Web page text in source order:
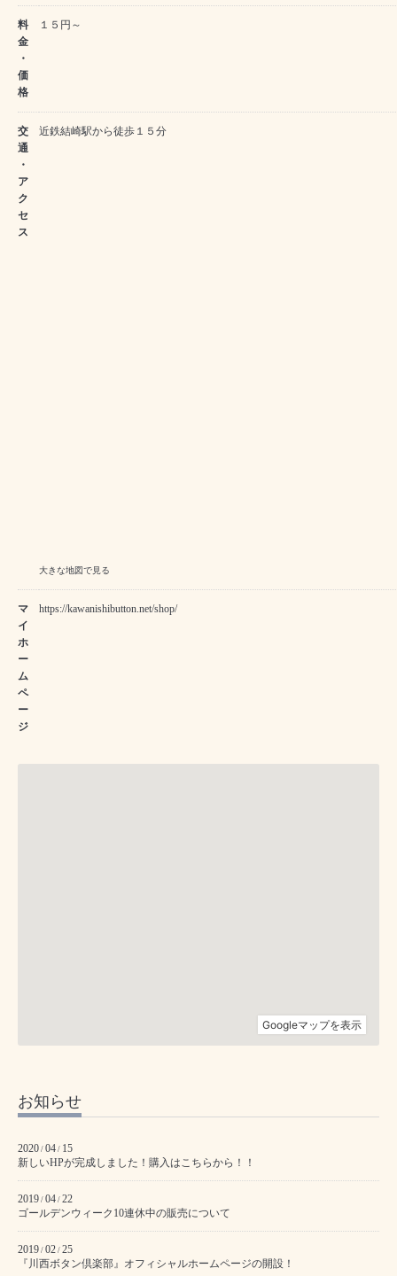
料
金
・
価
格
１５円～
交
通
・
ア
ク
セ
ス
近鉄結崎駅から徒歩１５分
大きな地図で見る
マ
イ
ホ
ー
ム
ペ
ー
ジ
https://kawanishibutton.net/shop/
お知らせ
2020 / 04 / 15
新しいHPが完成しました！購入はこちらから！！
2019 / 04 / 22
ゴールデンウィーク10連休中の販売について
2019 / 02 / 25
『川西ボタン倶楽部』オフィシャルホームページの開設！